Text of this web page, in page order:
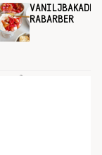
VANILJBAKADE
RABARBER